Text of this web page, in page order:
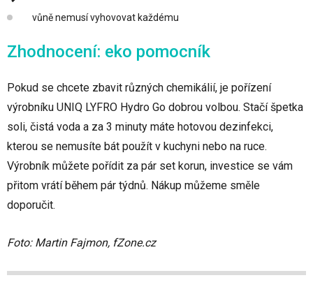
vůně nemusí vyhovovat každému
Zhodnocení: eko pomocník
Pokud se chcete zbavit různých chemikálií, je pořízení
výrobníku UNIQ LYFRO Hydro Go dobrou volbou. Stačí špetka
soli, čistá voda a za 3 minuty máte hotovou dezinfekci,
kterou se nemusíte bát použít v kuchyni nebo na ruce.
Výrobník můžete pořídit za pár set korun, investice se vám
přitom vrátí během pár týdnů. Nákup můžeme směle
doporučit.
Foto: Martin Fajmon, fZone.cz